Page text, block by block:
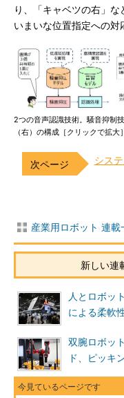
り、「キャベツの右」
いまいな位置指定への対
2つの音声認識技術。騒音抑制
（右）の構成［クリックで拡
シス
産業用ロボット 連載
新しい連
人とロボッ
による柔軟
双腕ロボッ
ド、ピッキ